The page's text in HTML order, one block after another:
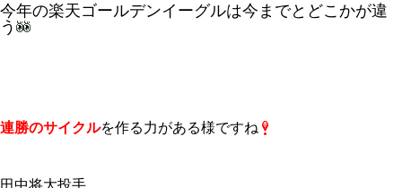
今年の楽天ゴールデンイーグルは今までとどこかが違
う
連勝のサイクルを作る力がある様ですね
田中将大投手